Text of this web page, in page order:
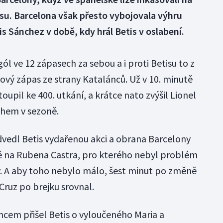
Barcelona však přesto vybojovala výhru
Sánchez v době, kdy hrál Betis v oslabení.
ve 12 zápasech za sebou a i proti Betisu to z
zápas ze strany Katalánců. Už v 10. minutě
ke 400. utkání, a krátce nato zvýšil Lionel
v sezoně.
Betis vydařenou akci a obrana Barcelony
Rubena Castra, pro kterého nebyl problém
aby toho nebylo málo, šest minut po změně
po brejku srovnal.
přišel Betis o vyloučeného Maria a